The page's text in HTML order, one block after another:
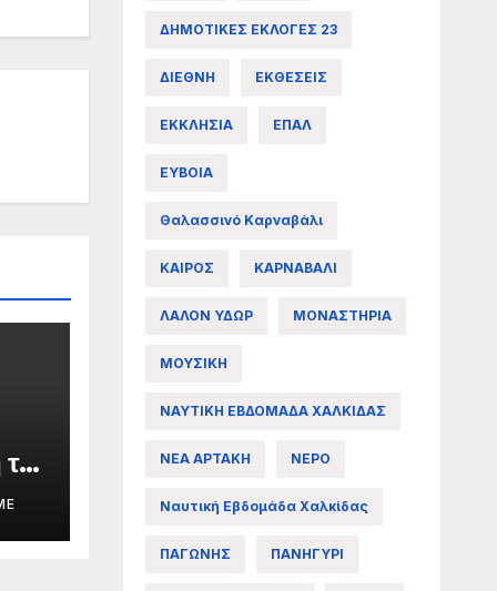
ΔΗΜΟΤΙΚΕΣ ΕΚΛΟΓΕΣ 23
ΔΙΕΘΝΗ ΕΚΘΕΣΕΙΣ
ΕΚΚΛΗΣΙΑ ΕΠΑΛ
ΕΥΒΟΙΑ
Θαλασσινό Καρναβάλι
ΚΑΙΡΟΣ ΚΑΡΝΑΒΑΛΙ
ΛΑΛΟΝ ΥΔΩΡ ΜΟΝΑΣΤΗΡΙΑ
ΜΟΥΣΙΚΗ
ΝΑΥΤΙΚΗ ΕΒΔΟΜΑΔΑ ΧΑΛΚΙΔΑΣ
ΝΕΑ ΑΡΤΑΚΗ ΝΕΡΟ
Ναυτική Εβδομάδα Χαλκίδας
ΠΑΓΩΝΗΣ ΠΑΝΗΓΥΡΙ